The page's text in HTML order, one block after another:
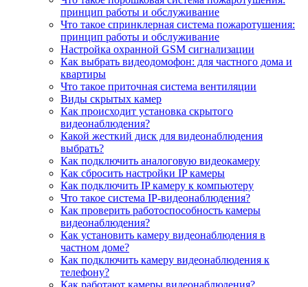
принцип работы и обслуживание
Что такое спринклерная система пожаротушения:
принцип работы и обслуживание
Настройка охранной GSM сигнализации
Как выбрать видеодомофон: для частного дома и
квартиры
Что такое приточная система вентиляции
Виды скрытых камер
Как происходит установка скрытого
видеонаблюдения?
Какой жесткий диск для видеонаблюдения
выбрать?
Как подключить аналоговую видеокамеру
Как сбросить настройки IP камеры
Как подключить IP камеру к компьютеру
Что такое система IP-видеонаблюдения?
Как проверить работоспособность камеры
видеонаблюдения?
Как установить камеру видеонаблюдения в
частном доме?
Как подключить камеру видеонаблюдения к
телефону?
Как работают камеры видеонаблюдения?